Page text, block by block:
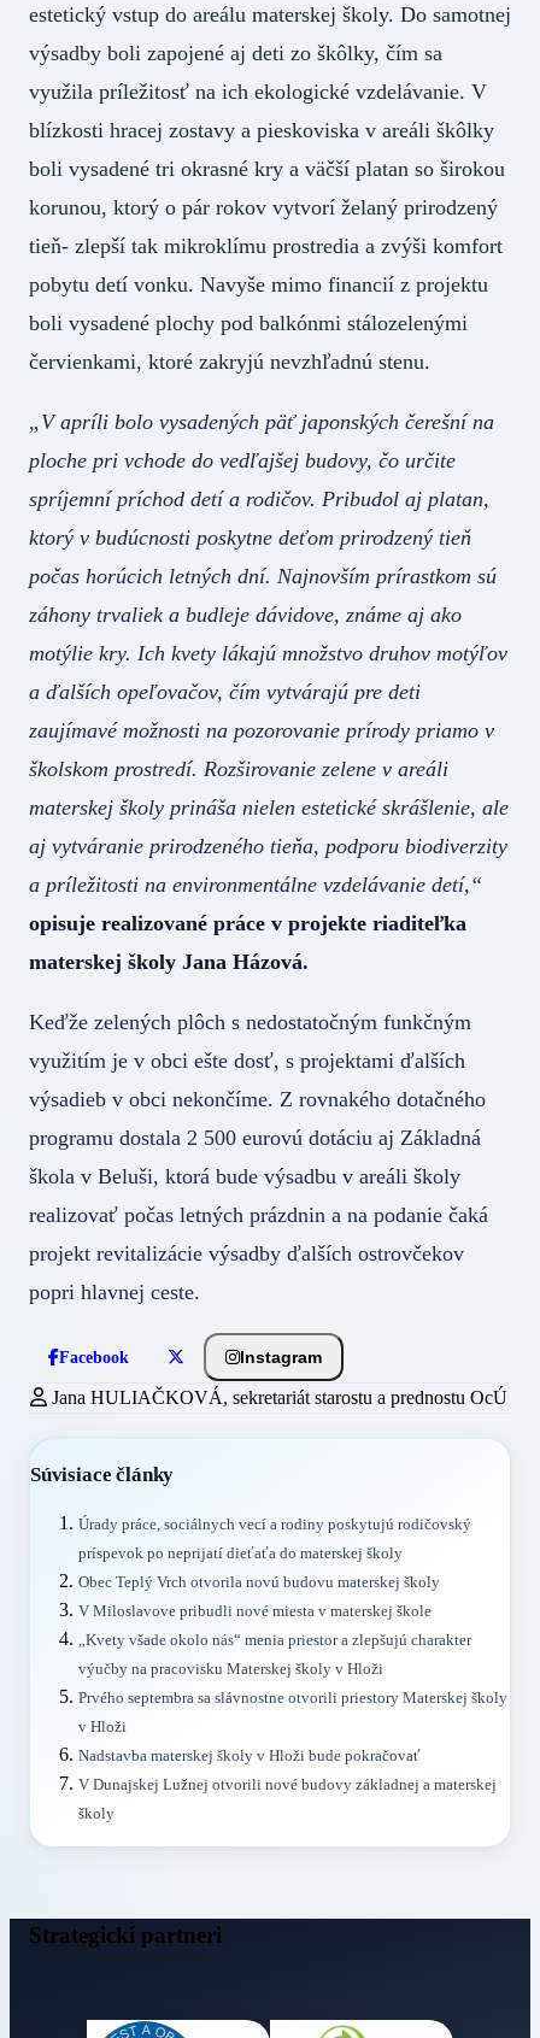
estetický vstup do areálu materskej školy. Do samotnej
výsadby boli zapojené aj deti zo škôlky, čím sa
využila príležitosť na ich ekologické vzdelávanie. V
blízkosti hracej zostavy a pieskoviska v areáli škôlky
boli vysadené tri okrasné kry a väčší platan so širokou
korunou, ktorý o pár rokov vytvorí želaný prirodzený
tieň- zlepší tak mikroklímu prostredia a zvýši komfort
pobytu detí vonku. Navyše mimo financií z projektu
boli vysadené plochy pod balkónmi stálozelenými
červienkami, ktoré zakryjú nevzhľadnú stenu.
„V apríli bolo vysadených päť japonských čerešní na
ploche pri vchode do vedľajšej budovy, čo určite
spríjemní príchod detí a rodičov. Pribudol aj platan,
ktorý v budúcnosti poskytne deťom prirodzený tieň
počas horúcich letných dní. Najnovším prírastkom sú
záhony trvaliek a budleje dávidove, známe aj ako
motýlie kry. Ich kvety lákajú množstvo druhov motýľov
a ďalších opeľovačov, čím vytvárajú pre deti
zaujímavé možnosti na pozorovanie prírody priamo v
školskom prostredí. Rozširovanie zelene v areáli
materskej školy prináša nielen estetické skrášlenie, ale
aj vytváranie prirodzeného tieňa, podporu biodiverzity
a príležitosti na environmentálne vzdelávanie detí,“
opisuje realizované práce v projekte riaditeľka
materskej školy Jana Házová.
Keďže zelených plôch s nedostatočným funkčným
využitím je v obci ešte dosť, s projektami ďalších
výsadieb v obci nekončíme. Z rovnakého dotačného
programu dostala 2 500 eurovú dotáciu aj Základná
škola v Beluši, ktorá bude výsadbu v areáli školy
realizovať počas letných prázdnin a na podanie čaká
projekt revitalizácie výsadby ďalších ostrovčekov
popri hlavnej ceste.
Facebook Instagram
Jana HULIAČKOVÁ, sekretariát starostu a prednostu OcÚ
Súvisiace články
Úrady práce, sociálnych vecí a rodiny poskytujú rodičovský
príspevok po neprijatí dieťaťa do materskej školy
Obec Teplý Vrch otvorila novú budovu materskej školy
V Miloslavove pribudli nové miesta v materskej škole
„Kvety všade okolo nás“ menia priestor a zlepšujú charakter
výučby na pracovisku Materskej školy v Hloži
Prvého septembra sa slávnostne otvorili priestory Materskej školy
v Hloži
Nadstavba materskej školy v Hloži bude pokračovať
V Dunajskej Lužnej otvorili nové budovy základnej a materskej
školy
Strategickí partneri